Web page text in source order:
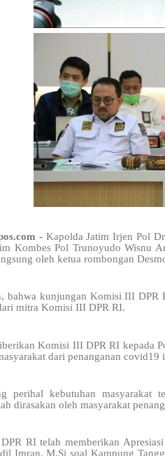
- Kapolda Jatim Irjen Pol
Kombes Pol Trunoyudo Wisnu
oleh ketua rombongan
bahwa kunjungan Komisi III DPR
mitra Komisi III DPR RI.
Komisi III DPR RI kepada
dari penanganan covid19
perihal kebutuhan masyarakat
dirasakan oleh masyarakat
RI telah memberikan
Imran, M.Si soal Kampung